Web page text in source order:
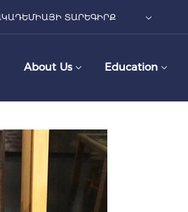
ՏԱՐԵԳԻՐՔ
About Us Education